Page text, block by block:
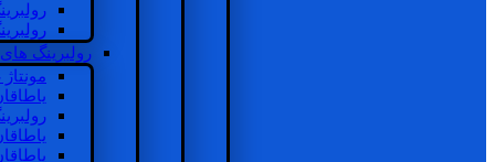
رولبرینگ